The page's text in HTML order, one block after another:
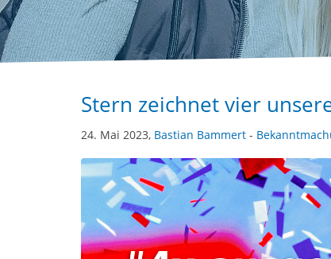
Stern zeichnet vier
24. Mai 2023, Bastian Bammert -